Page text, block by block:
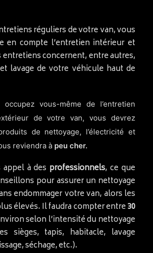
réguliers de votre van, vous
en compte l’entretien intérieur et
entretiens concernent, entre autres,
lavage de votre véhicule haut de
vous-même de l’entretien
de votre van, vous devrez
de nettoyage, l’électricité et
reviendra à peu cher.
à des professionnels, ce que
pour assurer un nettoyage
endommager votre van, alors les
élevés. Il faudra compter entre30
selon l’intensité du nettoyage
sièges, tapis, habitacle, lavage
séchage, etc.).